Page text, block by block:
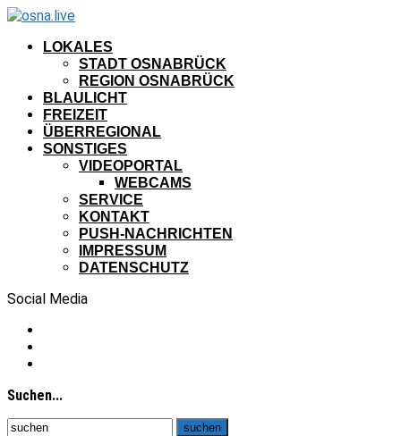
LOKALES
STADT OSNABRÜCK
REGION OSNABRÜCK
BLAULICHT
FREIZEIT
ÜBERREGIONAL
SONSTIGES
VIDEOPORTAL
WEBCAMS
SERVICE
KONTAKT
PUSH-NACHRICHTEN
IMPRESSUM
DATENSCHUTZ
Social Media
Suchen...